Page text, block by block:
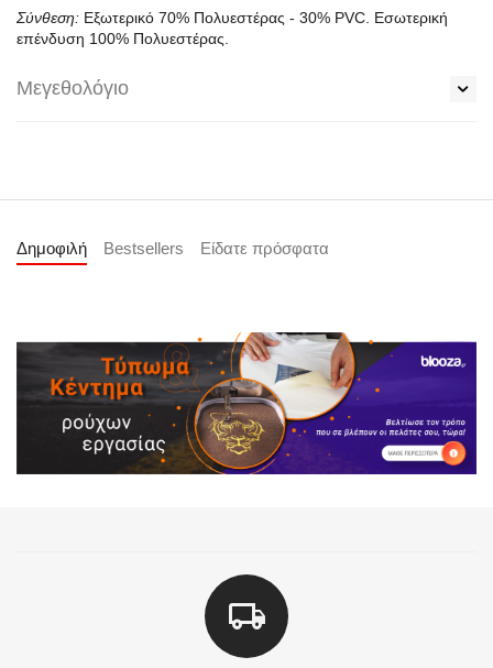
Σύνθεση: Εξωτερικό 70% Πολυεστέρας - 30% PVC. Εσωτερική
επένδυση 100% Πολυεστέρας.
Μεγεθολόγιο
Δημοφιλή Bestsellers Είδατε πρόσφατα